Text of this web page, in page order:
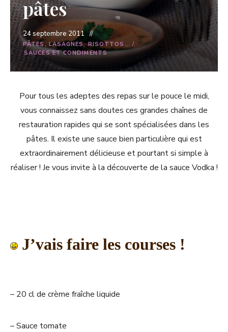
pâtes
24 septembre 2011
PÂTES, LASAGNES, RISOTTOS... /
SAUCES ET CONDIMENTS
Pour tous les adeptes des repas sur le pouce le midi,
vous connaissez sans doutes ces grandes chaînes de
restauration rapides qui se sont spécialisées dans les
pâtes. Il existe une sauce bien particulière qui est
extraordinairement délicieuse et pourtant si simple à
réaliser ! Je vous invite à la découverte de la sauce Vodka !
J’vais faire les courses !
– 20 cl de crème fraîche liquide
– Sauce tomate